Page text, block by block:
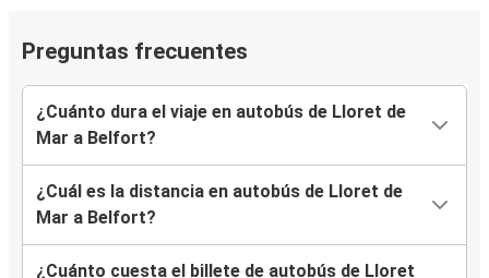
Preguntas frecuentes
¿Cuánto dura el viaje en autobús de Lloret de
Mar a Belfort?
¿Cuál es la distancia en autobús de Lloret de
Mar a Belfort?
¿Cuánto cuesta el billete de autobús de Lloret